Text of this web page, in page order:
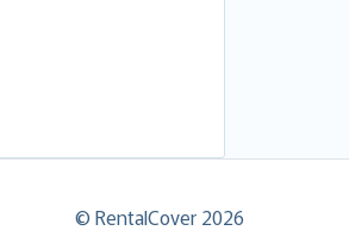
© RentalCover 2026